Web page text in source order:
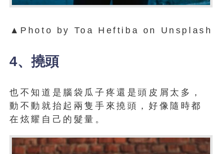
▲Photo by Toa Heftiba on Unsplash
4、撓頭
也不知道是腦袋瓜子疼還是頭皮屑太多，
動不動就抬起兩隻手來撓頭，好像隨時都
在炫耀自己的髮量。